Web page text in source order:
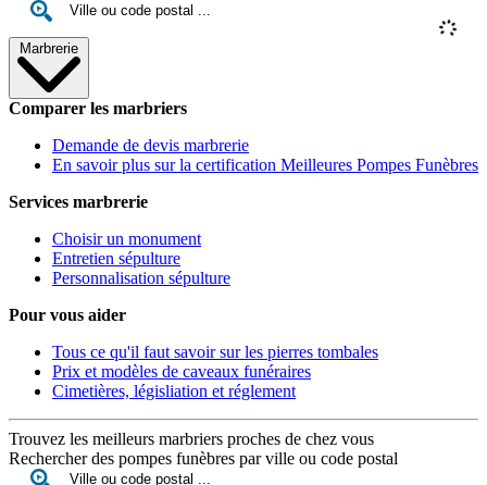
Marbrerie
Comparer les marbriers
Demande de devis marbrerie
En savoir plus sur la certification Meilleures Pompes Funèbres
Services marbrerie
Choisir un monument
Entretien sépulture
Personnalisation sépulture
Pour vous aider
Tous ce qu'il faut savoir sur les pierres tombales
Prix et modèles de caveaux funéraires
Cimetières, législiation et réglement
Trouvez les meilleurs marbriers proches de chez vous
Rechercher des pompes funèbres par ville ou code postal